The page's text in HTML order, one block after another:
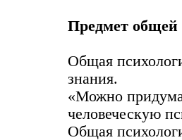
Предмет общей
Общая
знания.
«Можно
человеческую
Общая